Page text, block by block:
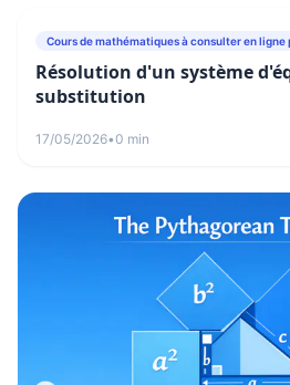
Cours de mathématiques à consulter en ligne
Résolution d'un système
substitution
17/05/2026•0 min